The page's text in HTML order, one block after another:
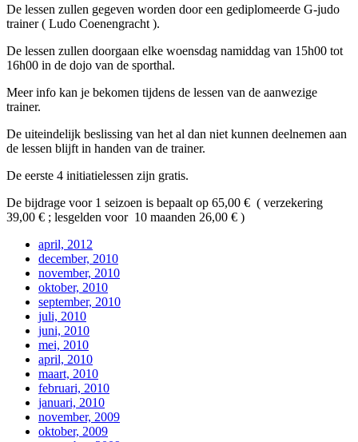
De lessen zullen gegeven worden door een gediplomeerde G-judo
trainer ( Ludo Coenengracht ).
De lessen zullen doorgaan elke woensdag namiddag van 15h00 tot
16h00 in de dojo van de sporthal.
Meer info kan je bekomen tijdens de lessen van de aanwezige
trainer.
De uiteindelijk beslissing van het al dan niet kunnen deelnemen aan
de lessen blijft in handen van de trainer.
De eerste 4 initiatielessen zijn gratis.
De bijdrage voor 1 seizoen is bepaalt op 65,00 € ( verzekering
39,00 € ; lesgelden voor 10 maanden 26,00 € )
april, 2012
december, 2010
november, 2010
oktober, 2010
september, 2010
juli, 2010
juni, 2010
mei, 2010
april, 2010
maart, 2010
februari, 2010
januari, 2010
november, 2009
oktober, 2009